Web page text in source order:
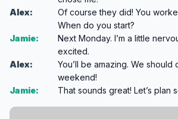
Alex:
Of course they did! You
When do you start?
Jamie:
Next Monday. I’m a little
excited.
Alex:
You’ll be amazing. We should
weekend!
Jamie:
That sounds great! Let’s plan